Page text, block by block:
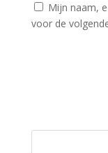
Mijn naam,
voor de